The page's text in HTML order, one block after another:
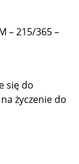
– 215/365 –
się do
życzenie do